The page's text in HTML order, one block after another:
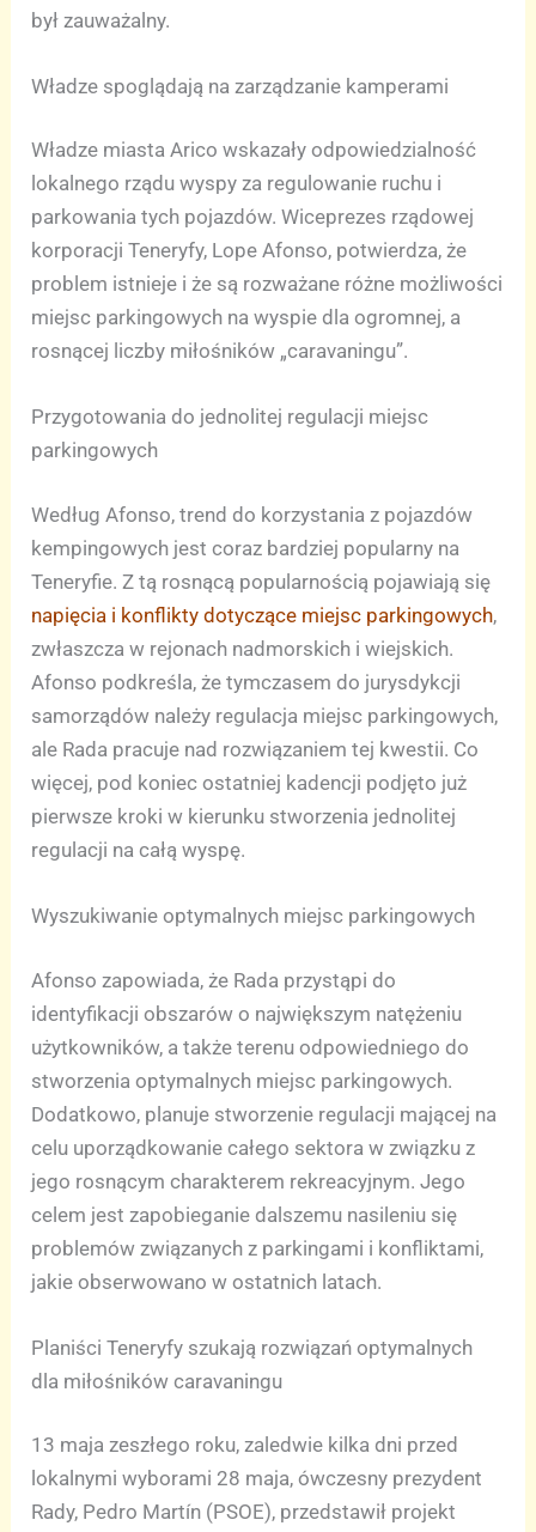
był zauważalny.
Władze spoglądają na zarządzanie kamperami
Władze miasta Arico wskazały odpowiedzialność
lokalnego rządu wyspy za regulowanie ruchu i
parkowania tych pojazdów. Wiceprezes rządowej
korporacji Teneryfy, Lope Afonso, potwierdza, że
problem istnieje i że są rozważane różne możliwości
miejsc parkingowych na wyspie dla ogromnej, a
rosnącej liczby miłośników „caravaningu”.
Przygotowania do jednolitej regulacji miejsc
parkingowych
Według Afonso, trend do korzystania z pojazdów
kempingowych jest coraz bardziej popularny na
Teneryfie. Z tą rosnącą popularnością pojawiają się
napięcia i konflikty dotyczące miejsc parkingowych,
zwłaszcza w rejonach nadmorskich i wiejskich.
Afonso podkreśla, że tymczasem do jurysdykcji
samorządów należy regulacja miejsc parkingowych,
ale Rada pracuje nad rozwiązaniem tej kwestii. Co
więcej, pod koniec ostatniej kadencji podjęto już
pierwsze kroki w kierunku stworzenia jednolitej
regulacji na całą wyspę.
Wyszukiwanie optymalnych miejsc parkingowych
Afonso zapowiada, że Rada przystąpi do
identyfikacji obszarów o największym natężeniu
użytkowników, a także terenu odpowiedniego do
stworzenia optymalnych miejsc parkingowych.
Dodatkowo, planuje stworzenie regulacji mającej na
celu uporządkowanie całego sektora w związku z
jego rosnącym charakterem rekreacyjnym. Jego
celem jest zapobieganie dalszemu nasileniu się
problemów związanych z parkingami i konfliktami,
jakie obserwowano w ostatnich latach.
Planiści Teneryfy szukają rozwiązań optymalnych
dla miłośników caravaningu
13 maja zeszłego roku, zaledwie kilka dni przed
lokalnymi wyborami 28 maja, ówczesny prezydent
Rady, Pedro Martín (PSOE), przedstawił projekt